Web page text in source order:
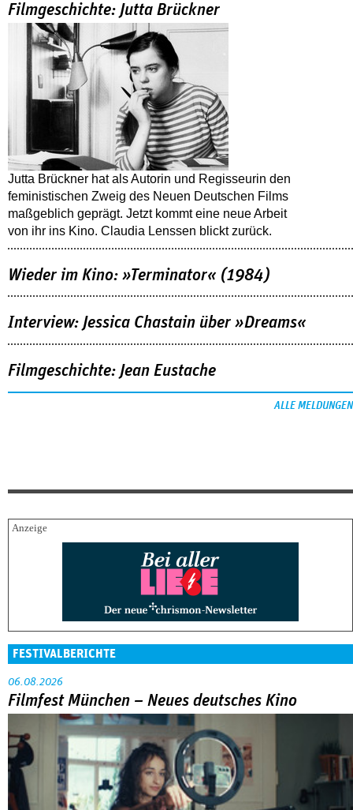
Filmgeschichte: Jutta Brückner
Jutta Brückner hat als Autorin und Regisseurin den
feministischen Zweig des Neuen Deutschen Films
maßgeblich geprägt. Jetzt kommt eine neue Arbeit
von ihr ins Kino. Claudia Lenssen blickt zurück.
Wieder im Kino: »Terminator« (1984)
Interview: Jessica Chastain über »Dreams«
Filmgeschichte: Jean Eustache
ALLE MELDUNGEN
FESTIVALBERICHTE
06.08.2026
Filmfest München – Neues deutsches Kino